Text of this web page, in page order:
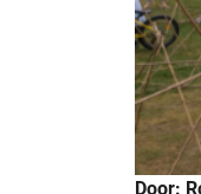
Door: